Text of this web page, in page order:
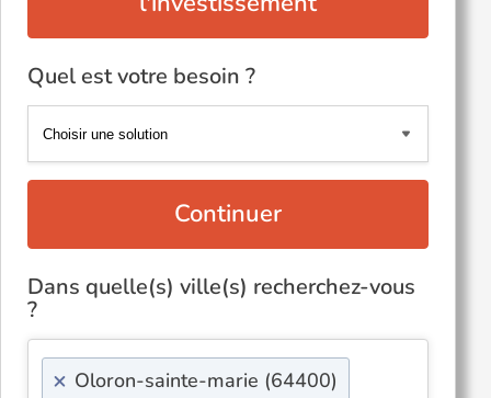
Quel est votre besoin ?
Continuer
Dans quelle(s) ville(s) recherchez-vous
?
× Oloron-sainte-marie (64400)